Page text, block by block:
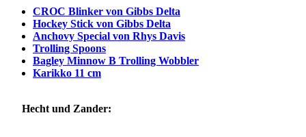
CROC Blinker von Gibbs Delta
Hockey Stick von Gibbs Delta
Anchovy Special von Rhys Davis
Trolling Spoons
Bagley Minnow B Trolling Wobbler
Karikko 11 cm
Hecht und Zander: